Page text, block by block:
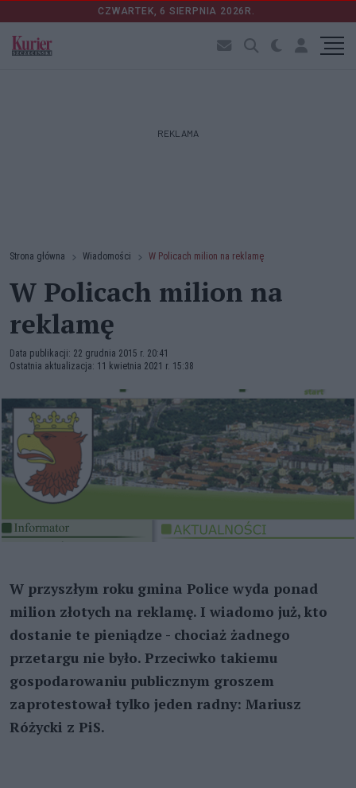
CZWARTEK, 6 SIERPNIA 2026R.
REKLAMA
Strona główna Wiadomości W Policach milion na reklamę
W Policach milion na
reklamę
Data publikacji: 22 grudnia 2015 r. 20:41
Ostatnia aktualizacja: 11 kwietnia 2021 r. 15:38
W przyszłym roku gmina Police wyda ponad
milion złotych na reklamę. I wiadomo już, kto
dostanie te pieniądze - chociaż żadnego
przetargu nie było. Przeciwko takiemu
gospodarowaniu publicznym groszem
zaprotestował tylko jeden radny: Mariusz
Różycki z PiS.